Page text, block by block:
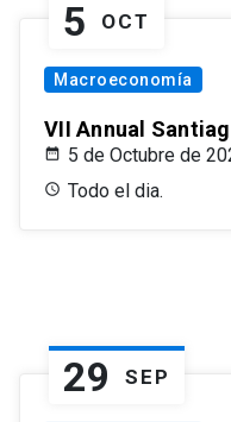
5 OCT
Macroeconomía
VII Annual
5 de Octubre de
Todo el dia.
29 SEP